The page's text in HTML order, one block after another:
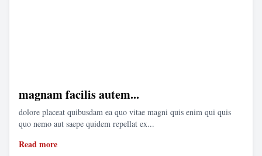
magnam facilis autem...
dolore placeat quibusdam ea quo vitae magni quis enim qui quis
quo nemo aut saepe quidem repellat ex...
Read more